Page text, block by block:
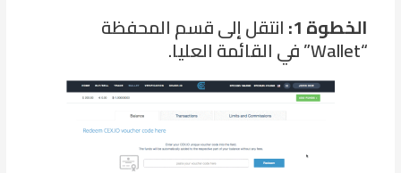
الخطوة 1: انتقل إلى قسم المحفظة
“Wallet” في القائمة العليا.